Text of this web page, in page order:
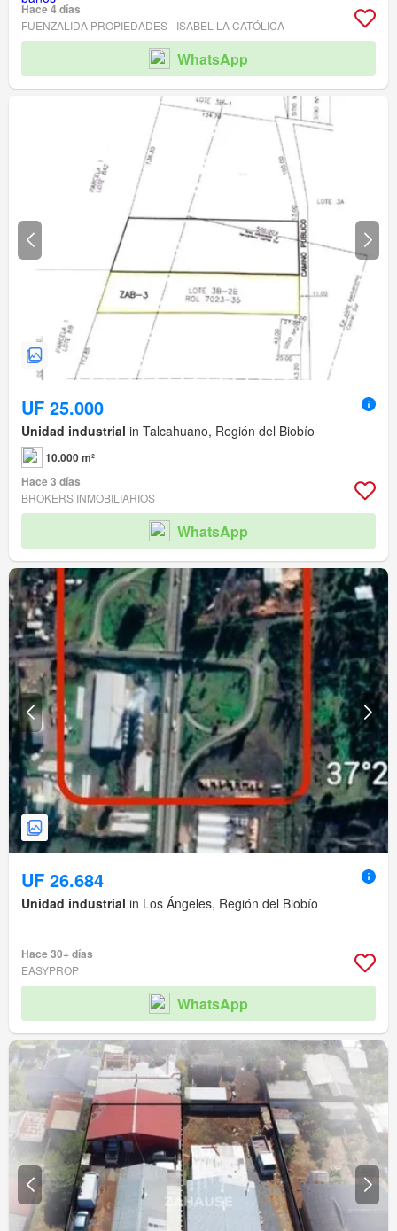
Hace 4 días
FUENZALIDA PROPIEDADES - ISABEL LA CATÓLICA
WhatsApp
UF 25.000
Unidad industrial in Talcahuano, Región del Biobío
10.000 m²
Hace 3 días
BROKERS INMOBILIARIOS
WhatsApp
UF 26.684
Unidad industrial in Los Ángeles, Región del Biobío
Hace 30+ días
EASYPROP
WhatsApp